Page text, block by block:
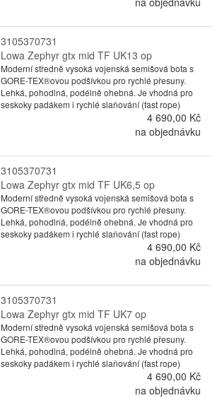
3105370731
Lowa Zephyr gtx mid TF UK13 op
Moderní středně vysoká vojenská semišová bota s
GORE-TEX®ovou podšívkou pro rychlé přesuny.
Lehká, pohodlná, podélně ohebná. Je vhodná pro
seskoky padákem i rychlé slaňování (fast rope)
4 690,00 Kč
na objednávku
3105370731
Lowa Zephyr gtx mid TF UK6,5 op
Moderní středně vysoká vojenská semišová bota s
GORE-TEX®ovou podšívkou pro rychlé přesuny.
Lehká, pohodlná, podélně ohebná. Je vhodná pro
seskoky padákem i rychlé slaňování (fast rope)
4 690,00 Kč
na objednávku
3105370731
Lowa Zephyr gtx mid TF UK7 op
Moderní středně vysoká vojenská semišová bota s
GORE-TEX®ovou podšívkou pro rychlé přesuny.
Lehká, pohodlná, podélně ohebná. Je vhodná pro
seskoky padákem i rychlé slaňování (fast rope)
4 690,00 Kč
na objednávku